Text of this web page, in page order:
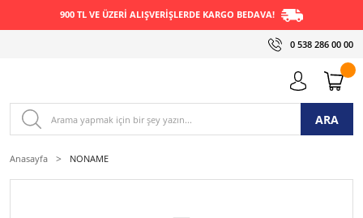
900 TL VE ÜZERİ ALIŞVERİŞLERDE KARGO BEDAVA!
0 538 286 00 00
ARA
Anasayfa NONAME